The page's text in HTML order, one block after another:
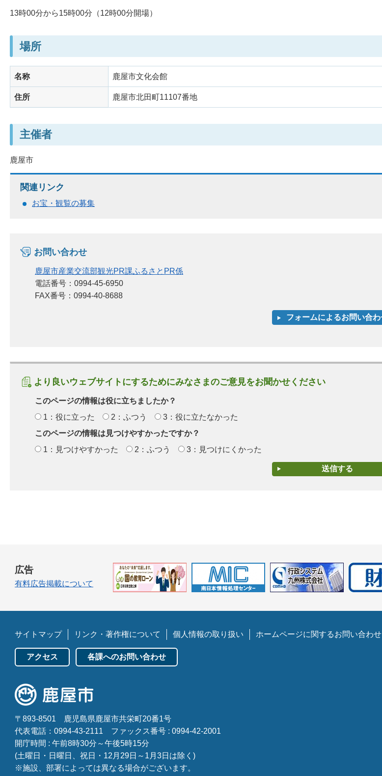
13時00分から15時00分（12時00分開場）
場所
名称 鹿屋市文化会館
住所 鹿屋市北田町11107番地
主催者
鹿屋市
関連リンク
お宝・観覧の募集
お問い合わせ
鹿屋市産業交流部観光PR課ふるさとPR係
電話番号：0994-45-6950
FAX番号：0994-40-8688
より良いウェブサイトにするためにみなさまのご意見をお聞かせください
このページの情報は役に立ちましたか？
1：役に立った
2：ふつう
3：役に立たなかった
このページの情報は見つけやすかったですか？
1：見つけやすかった
2：ふつう 3：見つけにくかった
広告
有料広告掲載について
サイトマップ リンク・著作権について 個人情報の取り扱い ホームページに関するお問い合わせ
アクセス 各課へのお問い合わせ
〒893-8501
鹿児島県鹿屋市共栄町20番1号
代表電話：0994-43-2111
ファックス番号 : 0994-42-2001
開庁時間 : 午前8時30分～午後5時15分
(土曜日・日曜日、祝日・12月29日～1月3日は除く)
※施設、部署によっては異なる場合がございます。